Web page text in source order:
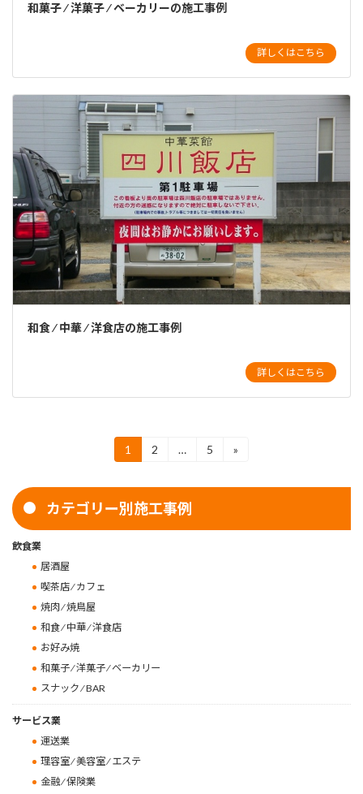
和菓子 ⁄ 洋菓子 ⁄ ベーカリーの施工事例
詳しくはこちら
和食 ⁄ 中華 ⁄ 洋食店の施工事例
詳しくはこちら
の
ペ
固
定
ー
ジ
1
固
ジ
2 …
固
5 »
カテゴリー別施工事例
飲食業
居酒屋
喫茶店 ⁄ カフェ
焼肉 ⁄ 焼鳥屋
和食 ⁄ 中華 ⁄ 洋食店
お好み焼
和菓子 ⁄ 洋菓子 ⁄ ベーカリー
スナック ⁄ BAR
サービス業
運送業
理容室 ⁄ 美容室 ⁄ エステ
金融 ⁄ 保険業